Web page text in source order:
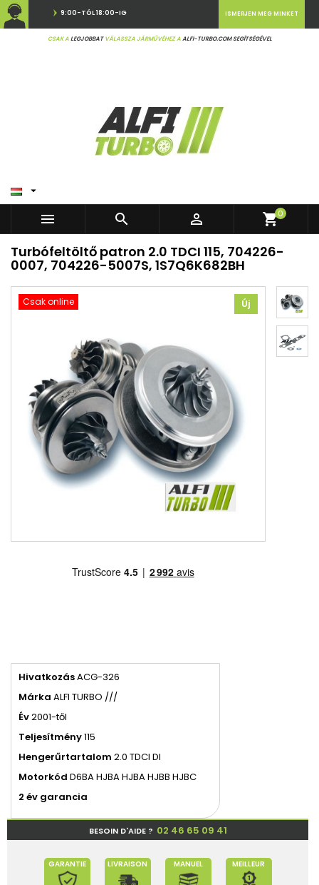
9:00-TÓL 18:00-IG
CSAK ALEGJOBBATVÁLASSZA JÁRMŰVÉHEZ AALFI-TURBO.COM SEGÍTSÉGÉVEL
ISMERJEN MEG MINKET

   shopping_cart0
Turbófeltöltő patron 2.0 TDCI 115, 704226-
0007, 704226-5007S, 1S7Q6K682BH
Csak online Új
HivatkozásACG-326
Márka ALFI TURBO ///
Év2001-től
Teljesítmény115
Hengerűrtartalom 2.0 TDCI DI
Motorkód D6BA HJBA HJBA HJBB HJBC
2 év garancia
BESOIN D'AIDE ? 02 46 65 09 41
GARANTIE LIVRAISON MANUEL MEILLEUR